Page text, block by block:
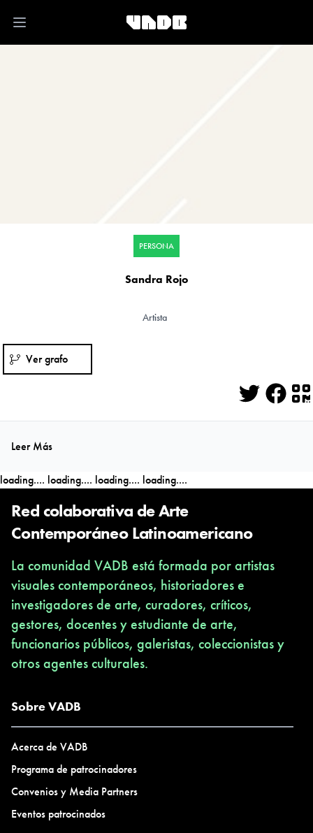
Open main menu
PERSONA
Sandra Rojo
Artista
Ver grafo
Twitter
Leer Más
loading.... loading.... loading.... loading....
Red colaborativa de Arte
Contemporáneo Latinoamericano
La comunidad VADB está formada por artistas
visuales contemporáneos, historiadores e
investigadores de arte, curadores, críticos,
gestores, docentes y estudiante de arte,
funcionarios públicos, galeristas, coleccionistas y
otros agentes culturales.
Sobre VADB
Acerca de VADB
Programa de patrocinadores
Convenios y Media Partners
Eventos patrocinados